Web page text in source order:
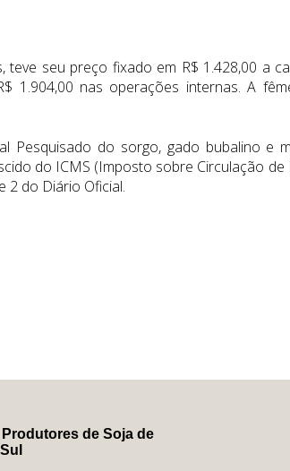
seu preço fixado em R$ 1.428,00 a
1.904,00 nas operações internas. A
Pesquisado do sorgo, gado bubalino e
do ICMS (Imposto sobre Circulação
2 do Diário Oficial.
de Soja de